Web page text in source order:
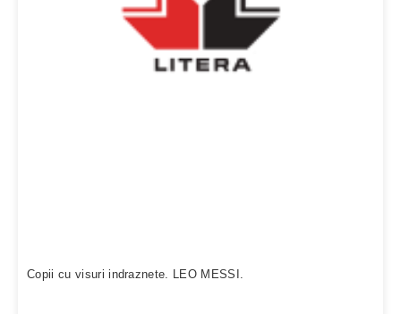
Copii cu visuri indraznete. LEO MESSI.